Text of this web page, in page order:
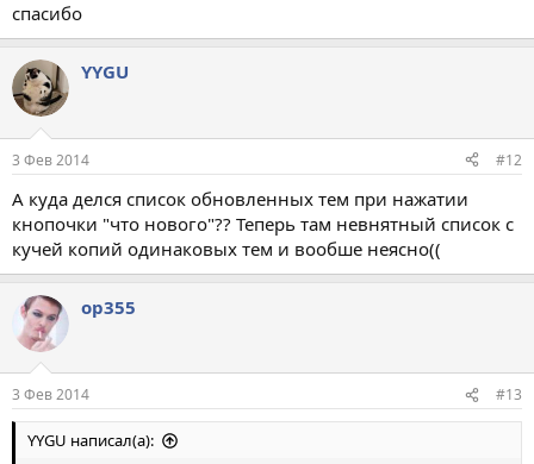
спасибо
YYGU
3 Фев 2014 #12
А куда делся список обновленных тем при нажатии
кнопочки "что нового"?? Теперь там невнятный список с
кучей копий одинаковых тем и вообше неясно((
op355
3 Фев 2014 #13
YYGU написал(а):